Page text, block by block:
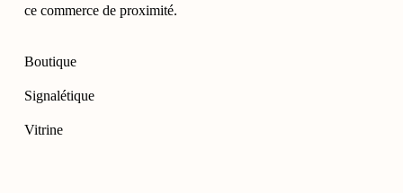
ce commerce de proximité.
Boutique
Signalétique
Vitrine